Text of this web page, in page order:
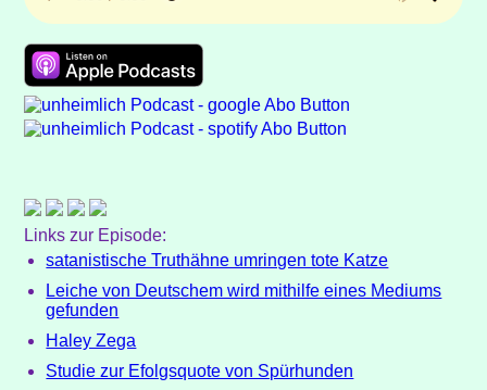
Links zur Episode:
satanistische Truthähne umringen tote Katze
Leiche von Deutschem wird mithilfe eines Mediums
gefunden
Haley Zega
Studie zur Efolgsquote von Spürhunden